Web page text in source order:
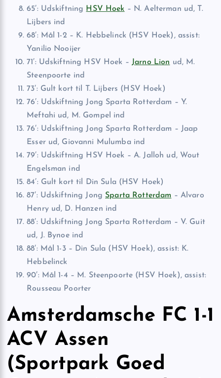
65′: Udskiftning HSV Hoek – N. Aelterman ud, T.
Lijbers ind
68′: Mål 1-2 – K. Hebbelinck (HSV Hoek), assist:
Yanilio Nooijer
71′: Udskiftning HSV Hoek – Jarno Lion ud, M.
Steenpoorte ind
73′: Gult kort til T. Lijbers (HSV Hoek)
76′: Udskiftning Jong Sparta Rotterdam – Y.
Meftahi ud, M. Gompel ind
76′: Udskiftning Jong Sparta Rotterdam – Jaap
Esser ud, Giovanni Mulumba ind
79′: Udskiftning HSV Hoek – A. Jalloh ud, Wout
Engelsman ind
84′: Gult kort til Din Sula (HSV Hoek)
87′: Udskiftning Jong Sparta Rotterdam – Alvaro
Henry ud, D. Hanzen ind
88′: Udskiftning Jong Sparta Rotterdam – V. Guit
ud, J. Bynoe ind
88′: Mål 1-3 – Din Sula (HSV Hoek), assist: K.
Hebbelinck
90′: Mål 1-4 – M. Steenpoorte (HSV Hoek), assist:
Rousseau Poorter
Amsterdamsche FC 1-1
ACV Assen
(Sportpark Goed